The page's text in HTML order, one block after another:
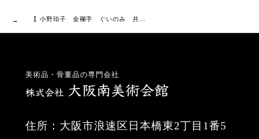
美術品・骨董品の専門会社
住所：大阪市浪速区日本橋東2丁目1番5